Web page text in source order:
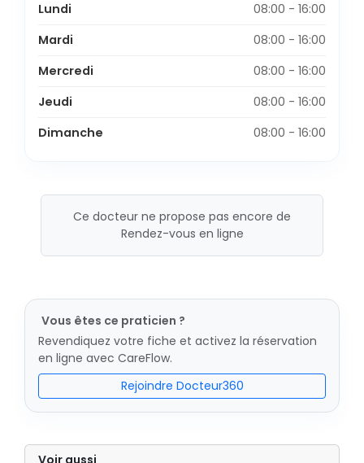
Lundi
08:00 - 16:00
Mardi
08:00 - 16:00
Mercredi
08:00 - 16:00
Jeudi
08:00 - 16:00
Dimanche
08:00 - 16:00
Ce docteur ne propose pas encore de
Rendez-vous en ligne
Vous êtes ce praticien ?
Revendiquez votre fiche et activez la réservation
en ligne avec CareFlow.
Rejoindre Docteur360
Voir aussi